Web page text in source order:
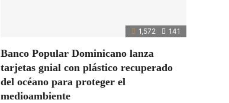
1,572 141
Banco Popular Dominicano lanza
tarjetas gnial con plástico recuperado
del océano para proteger el
medioambiente